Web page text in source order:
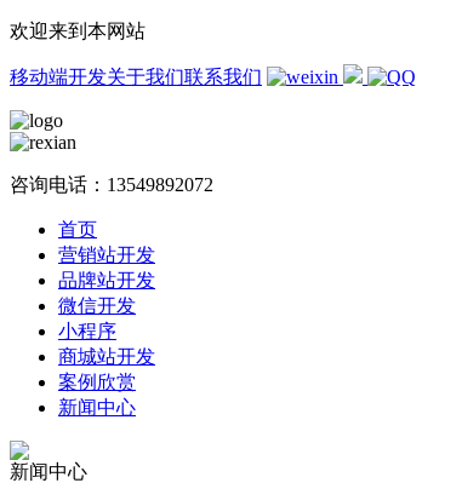
欢迎来到本网站
移动端开发关于我们联系我们
咨询电话： 13549892072
首页
营销站开发
品牌站开发
微信开发
小程序
商城站开发
案例欣赏
新闻中心
新闻中心